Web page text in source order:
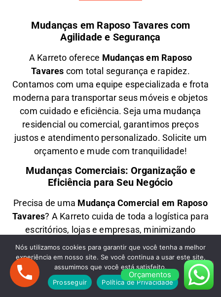
Mudanças em Raposo Tavares com
Agilidade e Segurança
A Karreto oferece Mudanças em Raposo
Tavares com total segurança e rapidez.
Contamos com uma equipe especializada e frota
moderna para transportar seus móveis e objetos
comcuidado e eficiência. Seja uma mudança
residencial ou comercial , garantimos preços
justos e atendimento personalizado. Solicite um
orçamento e mude com tranquilidade!
Mudanças Comerciais: Organização e
Eficiência para Seu Negócio
Precisa de uma Mudança Comercial em Raposo
Tavares? A Karreto cuida de toda a logística para
escritórios, lojas e empresas, minimizando
impactos e garantindoagilidade na realocação
dos seus móveis e equipamentos. Com equipe
treinada e planejamento estratégico, sua
empresavolta a operar rapidamenteno novo
Orçamentos
Nós utilizamos cookies para garantir que você tenha a melhor
experiência em nosso site. Se você continua a usar este site,
assumimos que você está satisfeito.
Prosseguir
Política de Privacidade